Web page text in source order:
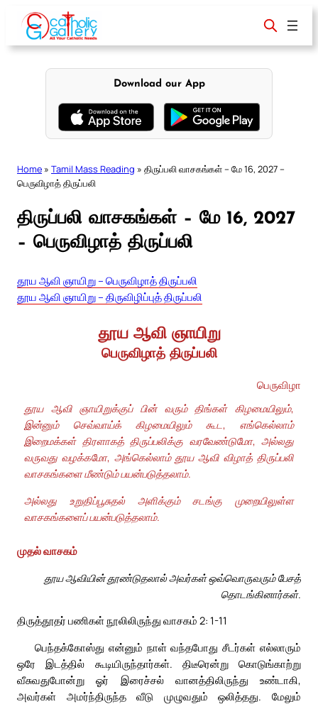
content
Download our App
Home » Tamil Mass Reading » திருப்பலி வாசகங்கள் – மே 16, 2027 –
பெருவிழாத் திருப்பலி
திருப்பலி வாசகங்கள் – மே 16, 2027
– பெருவிழாத் திருப்பலி
தூய ஆவி ஞாயிறு – பெருவிழாத் திருப்பலி
தூய ஆவி ஞாயிறு – திருவிழிப்புத் திருப்பலி
தூய ஆவி ஞாயிறு
பெருவிழாத் திருப்பலி
பெருவிழா
தூய ஆவி ஞாயிறுக்குப் பின் வரும் திங்கள் கிழமையிலும்,
இன்னும் செவ்வாய்க் கிழமையிலும் கூட, எங்கெல்லாம்
இறைமக்கள் திரளாகத் திருப்பலிக்கு வரவேண்டுமோ, அல்லது
வருவது வழக்கமோ, அங்கெல்லாம் தூய ஆவி விழாத் திருப்பலி
வாசகங்களை மீண்டும் பயன்படுத்தலாம்.
அல்லது உறுதிப்பூசுதல் அளிக்கும் சடங்கு முறையிலுள்ள
வாசகங்களைப் பயன்படுத்தலாம்.
முதல் வாசகம்
தூய ஆவியின் தூண்டுதலால் அவர்கள் ஒவ்வொருவரும் பேசத்
தொடங்கினார்கள்.
திருத்தூதர் பணிகள் நூலிலிருந்து வாசகம் 2: 1-11
பெந்தக்கோஸ்து என்னும் நாள் வந்தபோது சீடர்கள் எல்லாரும்
ஒரே இடத்தில் கூடியிருந்தார்கள். திடீரென்று கொடுங்காற்று
வீசுவதுபோன்று ஓர் இரைச்சல் வானத்திலிருந்து உண்டாகி,
அவர்கள் அமர்ந்திருந்த வீடு முழுவதும் ஒலித்தது. மேலும்